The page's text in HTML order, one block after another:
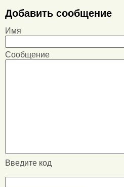
Добавить сообщение
Имя
Сообщение
Введите код